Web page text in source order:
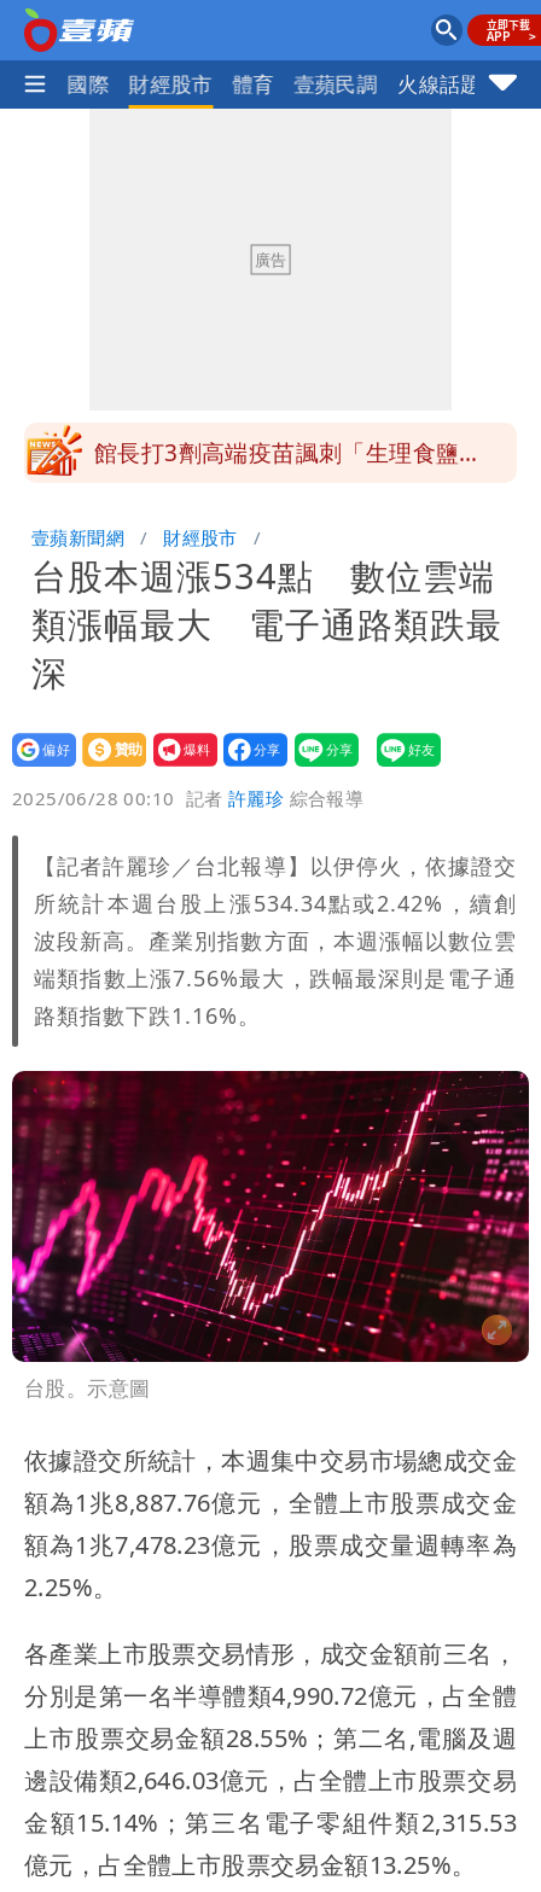
社會 國際 財經股市 體育 壹蘋民調 火線話題
HAHABABY帽T日文印成「哈哈鄙卑」
萬安：這很清楚標準一致
館長打3劑高端疫苗諷刺「生理食鹽
公布收入比拍戲賺更多
「琵鷺」颱風生成！三颱共舞路徑曝光
HAHABABY帽T日文印成「哈哈鄙卑」
壹蘋新聞網 財經股市
台股本週漲534點 數位雲端
類漲幅最大 電子通路類跌最
深
設為
贊助
我要
爆料
2025/06/28 00:10 記者許麗珍 綜合報導
【記者許麗珍／台北報導】以伊停火，依據證交
所統計本週台股上漲534.34點或2.42%，續創
波段新高。產業別指數方面，本週漲幅以數位雲
端類指數上漲7.56%最大，跌幅最深則是電子通
路類指數下跌1.16%。
台股。示意圖
依據證交所統計，本週集中交易市場總成交金
額為1兆8,887.76億元，全體上市股票成交金
額為1兆7,478.23億元，股票成交量週轉率為
2.25%。
各產業上市股票交易情形，成交金額前三名，
分別是第一名半導體類4,990.72億元，占全體
上市股票交易金額28.55%；第二名,電腦及週
邊設備類2,646.03億元，占全體上市股票交易
金額15.14%；第三名電子零組件類2,315.53
億元，占全體上市股票交易金額13.25%。